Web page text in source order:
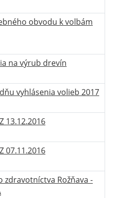
obvodu k volbám
na výrub drevín
vyhlásenia volieb 2017
13.12.2016
07.11.2016
zdravotníctva Rožňava -